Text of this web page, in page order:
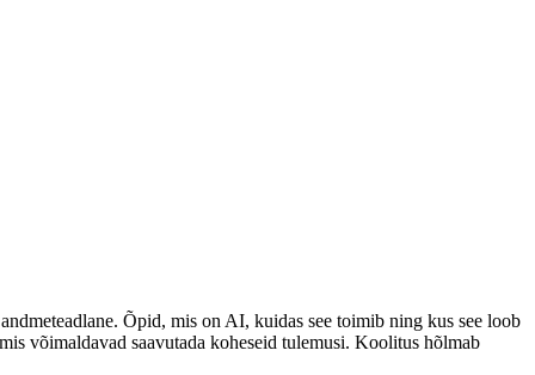
Õpid, mis on AI, kuidas see toimib ning kus see loob
võimaldavad saavutada koheseid tulemusi. Koolitus hõlmab